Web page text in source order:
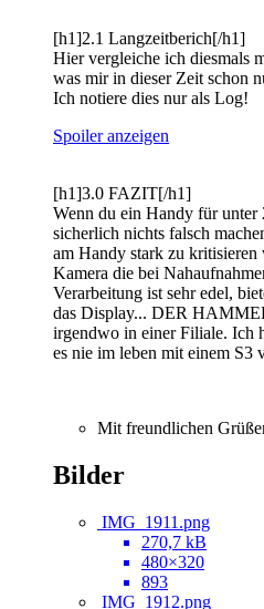
[h1]2.1 Langzeitberich[/h1]
Hier vergleiche ich diesmals
was mir in dieser Zeit schon
Ich notiere dies nur als Log!
Spoiler anzeigen
[h1]3.0 FAZIT[/h1]
Wenn du ein Handy für unter
sicherlich nichts falsch
am Handy stark zu
Kamera die bei
Verarbeitung ist sehr edel,
das Display... DER
irgendwo in einer Filiale. Ich
es nie im leben mit einem S3
Mit freundlichen
Bilder
IMG_1911.png
270,7 kB
480×320
893
IMG_1912.png